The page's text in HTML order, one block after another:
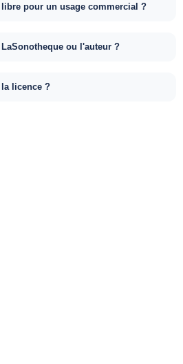
pour un usage commercial ?
ou l'auteur ?
licence ?